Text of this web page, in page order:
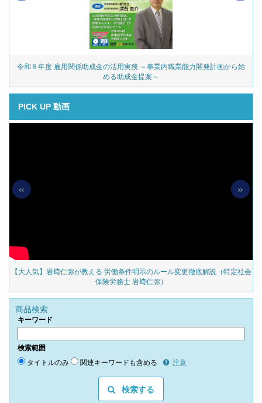
令和８年度 雇用関係助成金の活用実務 ～事業内職業能力開発計画から始
める助成金提案～
PICK UP 動画
【大人気】岩﨑仁弥が教える 労働条件明示のルール変更徹底解説（特定社会
保険労務士 岩﨑仁弥）
« »
商品検索
キーワード
検索範囲
タイトルのみ 関連キーワードも含める 注意
検索する